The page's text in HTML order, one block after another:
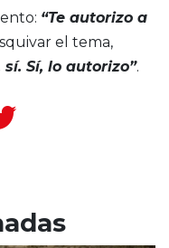
“Te autorizo a
el tema,
sí. Sí, lo autorizo”.